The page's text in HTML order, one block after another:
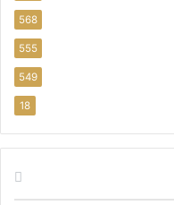
568
555
549
18